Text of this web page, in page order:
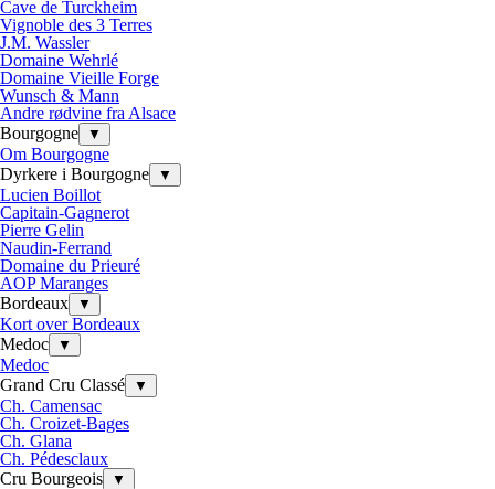
Cave de Turckheim
Vignoble des 3 Terres
J.M. Wassler
Domaine Wehrlé
Domaine Vieille Forge
Wunsch & Mann
Andre rødvine fra Alsace
Bourgogne
▼
Om Bourgogne
Dyrkere i Bourgogne
▼
Lucien Boillot
Capitain-Gagnerot
Pierre Gelin
Naudin-Ferrand
Domaine du Prieuré
AOP Maranges
Bordeaux
▼
Kort over Bordeaux
Medoc
▼
Medoc
Grand Cru Classé
▼
Ch. Camensac
Ch. Croizet-Bages
Ch. Glana
Ch. Pédesclaux
Cru Bourgeois
▼